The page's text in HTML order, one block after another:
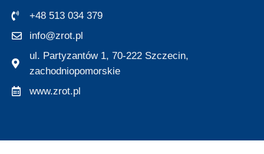
+48 513 034 379
info@zrot.pl
ul. Partyzantów 1, 70-222 Szczecin,
zachodniopomorskie
www.zrot.pl